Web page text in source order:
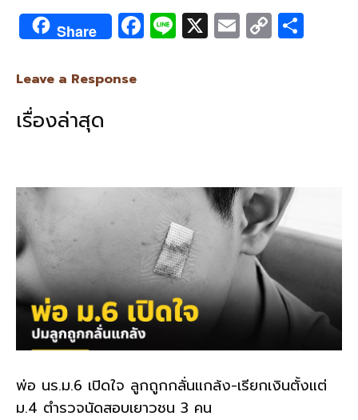
Share F
k
Li X E C
Leave a Response
เรื่องล่าสุด
พ่อ นร.ม.6 เปิดใจ ลูกถูกกลั่นแกล้ง-เรียกเงินตั้งแต่
ม.4 ตำรวจนัดสอบเยาวชน 3 คน